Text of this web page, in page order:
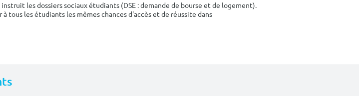
les dossiers sociaux étudiants (DSE : demande de bourse et de logement).
tous les étudiants les mêmes chances d'accès et de réussite dans